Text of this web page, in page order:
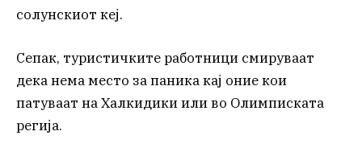
солунскиот кеј.
Сепак, туристичките работници смируваат
дека нема место за паника кај оние кои
патуваат на Халкидики или во Олимписката
регија.